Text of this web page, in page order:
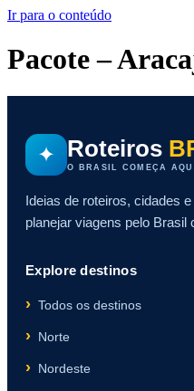
Ir para o conteúdo
Pacote –
✦ Roteiros
O BRASIL COMEÇA AQUI
Ideias de roteiros, cidades
planejar viagens pelo Brasil
Explore destinos
Todos os destinos
Norte
Nordeste